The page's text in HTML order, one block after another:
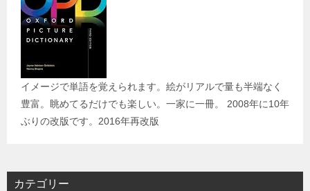
イメージで単語を覚えられます。絵がリアルで量も半端なく
豊富。眺めてるだけでも楽しい。一家に一冊。 2008年に10年
ぶりの改版です。2016年再改版
カテゴリー